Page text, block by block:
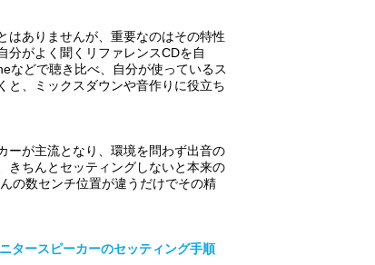
はありませんが、重要なのはその特性
分がよく聞くリファレンスCDを自
などで聴き比べ、自分が使っているス
と、ミックスダウンや音作りに役立ち
ーが主流となり、環境を問わず出音の
きちんとセッティングしないと本来の
の数センチ位置が違うだけでその精
タースピーカーのセッティング手順